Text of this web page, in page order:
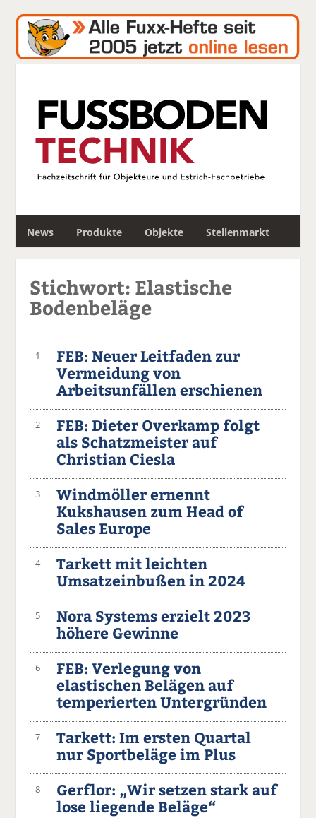
News Produkte Objekte Stellenmarkt
c
Stichwort: Elastische
Bodenbeläge
1
FEB: Neuer Leitfaden zur
Vermeidung von
Arbeitsunfällen erschienen
2
FEB: Dieter Overkamp folgt
als Schatzmeister auf
Christian Ciesla
3
Windmöller ernennt
Kukshausen zum Head of
Sales Europe
4
Tarkett mit leichten
Umsatzeinbußen in 2024
5
Nora Systems erzielt 2023
höhere Gewinne
6
FEB: Verlegung von
elastischen Belägen auf
temperierten Untergründen
7
Tarkett: Im ersten Quartal
nur Sportbeläge im Plus
8
Gerflor: „Wir setzen stark auf
lose liegende Beläge“